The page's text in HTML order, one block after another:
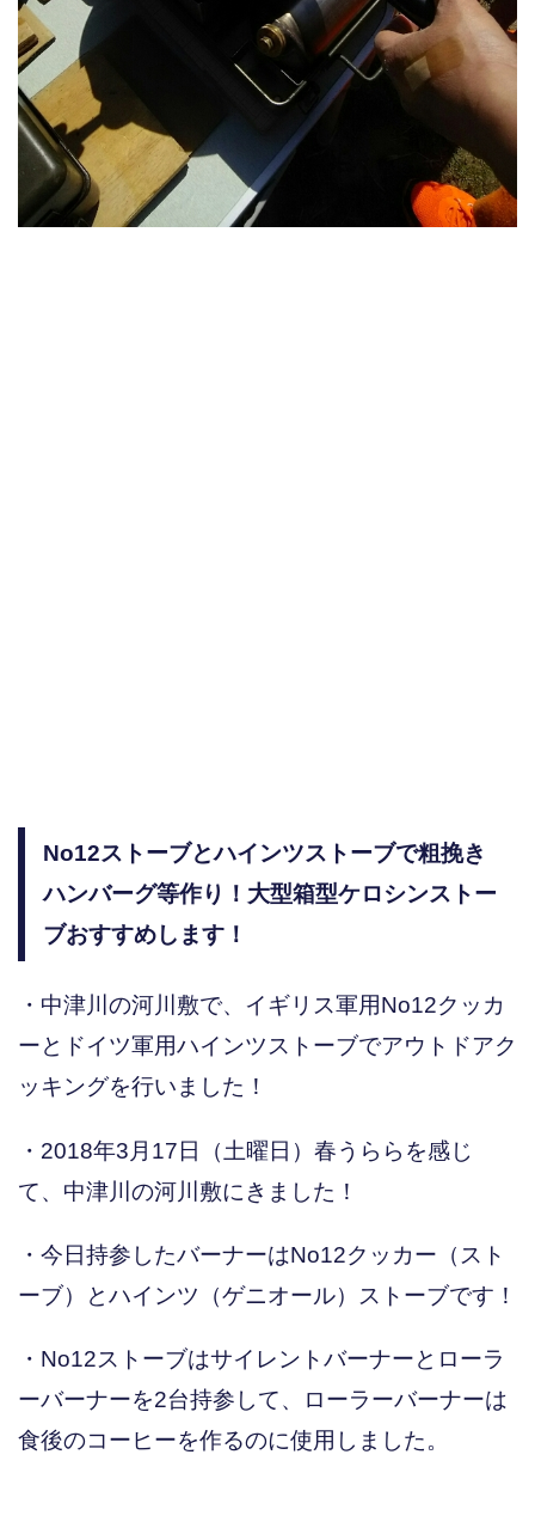
No12ストーブとハインツストーブで粗挽き
ハンバーグ等作り！大型箱型ケロシンストー
ブおすすめします！
・中津川の河川敷で、イギリス軍用No12クッカ
ーとドイツ軍用ハインツストーブでアウトドアク
ッキングを行いました！
・2018年3月17日（土曜日）春うららを感じ
て、中津川の河川敷にきました！
・今日持参したバーナーはNo12クッカー（スト
ーブ）とハインツ（ゲニオール）ストーブです！
・No12ストーブはサイレントバーナーとローラ
ーバーナーを2台持参して、ローラーバーナーは
食後のコーヒーを作るのに使用しました。